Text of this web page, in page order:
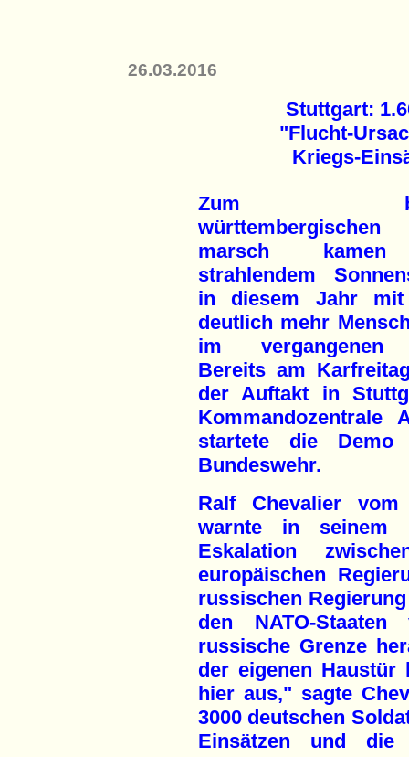
26.03.2016
Stuttgart:
"Flucht-
Kriegs-
Zum
württembergischen
marsch
strahlendem
in diesem Jahr mit
deutlich mehr
im vergangenen
Bereits am
der Auftakt in
Kommandozentrale
startete die Demo
Bundeswehr.
Ralf Chevalier
warnte in seinem
Eskalation
europäischen
russischen
den NATO-
russische Grenze
der eigenen Haustür
hier aus," sagte
3000 deutschen
Einsätzen und